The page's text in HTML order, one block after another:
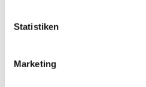
Statistiken
Marketing
TSV 1898 Uhlbach finden Sie